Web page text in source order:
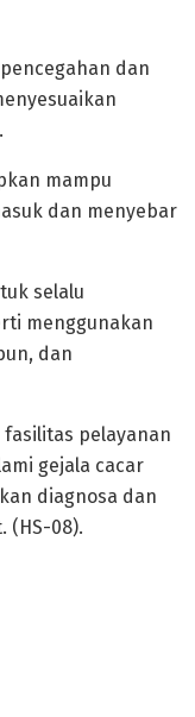
dan
mampu
dan menyebar
selalu
menggunakan
dan
pelayanan
gejala cacar
diagnosa dan
(HS-08).